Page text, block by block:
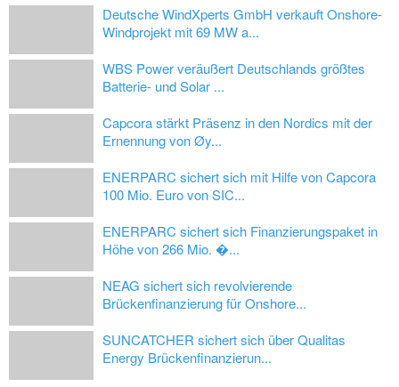
Deutsche WindXperts GmbH verkauft Onshore-
Windprojekt mit 69 MW a...
WBS Power veräußert Deutschlands größtes
Batterie- und Solar ...
Capcora stärkt Präsenz in den Nordics mit der
Ernennung von Øy...
ENERPARC sichert sich mit Hilfe von Capcora
100 Mio. Euro von SIC...
ENERPARC sichert sich Finanzierungspaket in
Höhe von 266 Mio. �...
NEAG sichert sich revolvierende
Brückenfinanzierung für Onshore...
SUNCATCHER sichert sich über Qualitas
Energy Brückenfinanzierun...